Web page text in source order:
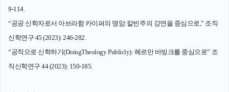
9-114.
“공공 신학자로서 아브라함 카이퍼의 명암:칼빈주의 강연을 중심으로,” 조직
신학연구 45 (2023): 246-282.
“공적으로 신학하기(DoingTheology Publicly): 헤르만 바빙크를 중심으로” 조
직신학연구 44 (2023): 150-185.